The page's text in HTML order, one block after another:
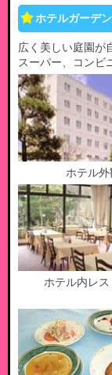
ホテルガーデ
広く美しい庭園が
スーパー、コンビ
ホテル外
ホテル内レス